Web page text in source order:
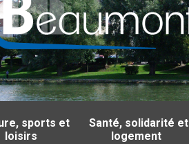
sports et
loisirs
Santé, solidarité et
logement